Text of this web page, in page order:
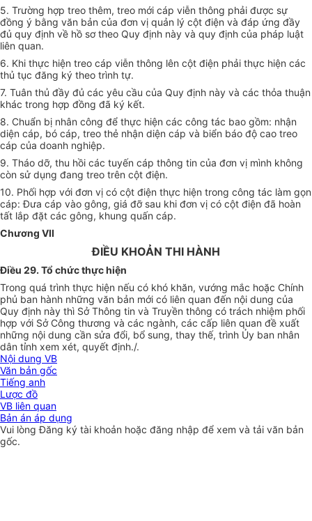
5. Trường hợp treo thêm, treo mới cáp viễn thông phải được sự
đồng ý bằng văn bản của đơn vị quản lý cột điện và đáp ứng đầy
đủ quy định về hồ sơ theo Quy định này và quy định của pháp luật
liên quan.
6. Khi thực hiện treo cáp viễn thông lên cột điện phải thực hiện các
thủ tục đăng ký theo trình tự.
7. Tuân thủ đầy đủ các yêu cầu của Quy định này và các thỏa thuận
khác trong hợp đồng đã ký kết.
8. Chuẩn bị nhân công để thực hiện các công tác bao gồm: nhận
diện cáp, bó cáp, treo thẻ nhận diện cáp và biển báo độ cao treo
cáp của doanh nghiệp.
9. Tháo dỡ, thu hồi các tuyến cáp thông tin của đơn vị mình không
còn sử dụng đang treo trên cột điện.
10. Phối hợp với đơn vị có cột điện thực hiện trong công tác làm gọn
cáp: Đưa cáp vào gông, giá đỡ sau khi đơn vị có cột điện đã hoàn
tất lắp đặt các gông, khung quấn cáp.
Chương VII
ĐIỀU KHOẢN THI HÀNH
Điều 29. Tổ chứcthực hiện
Trong quá trình thực hiện nếu có khó khăn, vướng mắc hoặc Chính
phủ ban hành những văn bản mới có liên quan đến nội dung của
Quy định này thì Sở Thông tin và Truyền thông có trách nhiệm phối
hợp với Sở Công thương và các ngành, các cấp liên quan đề xuất
những nội dung cần sửa đổi, bổ sung, thay thế, trình Ủy ban nhân
dân tỉnh xem xét, quyết định./.
Nội dung VB
Văn bản gốc
Tiếng anh
Lược đồ
VB liên quan
Bản án áp dụng
Vui lòngĐăng ký tài khoản hoặc đăng nhập để xem và tải văn bản
gốc.